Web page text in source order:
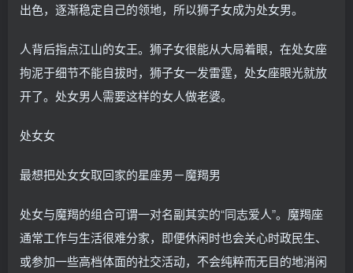
出色，逐渐稳定自己的领地，所以狮子女成为处女男。
人背后指点江山的女王。狮子女很能从大局着眼，在处女座
拘泥于细节不能自拔时，狮子女一发雷霆，处女座眼光就放
开了。处女男人需要这样的女人做老婆。
处女女
最想把处女女取回家的星座男－魔羯男
处女与魔羯的组合可谓一对名副其实的“同志爱人”。魔羯座
通常工作与生活很难分家，即便休闲时也会关心时政民生、
或参加一些高档体面的社交活动，不会纯粹而无目的地消闲